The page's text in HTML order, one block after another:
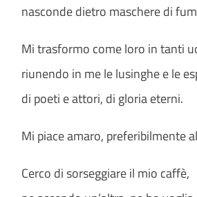
nasconde dietro maschere di
Mi trasformo come loro in tanti
riunendo in me le lusinghe e le
di poeti e attori, di gloria eterni.
Mi piace amaro, preferibilmente
Cerco di sorseggiare il mio caffè,